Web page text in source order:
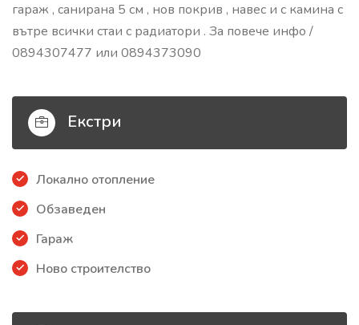
гараж , санирана 5 см , нов покрив , навес и с камина с
вътре всички стаи с радиатори . За повече инфо /
0894307477 или 0894373090
Екстри
Локално отопление
Обзаведен
Гараж
Ново строителство